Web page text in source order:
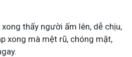
thấy người ấm lên, dễ chịu,
xong mà mệt rũ, chóng mặt,